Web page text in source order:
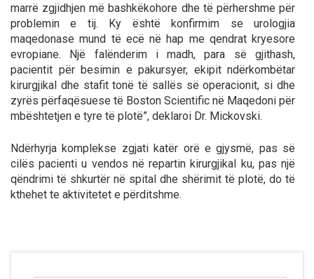
marrë zgjidhjen më bashkëkohore dhe të përhershme për
problemin e tij. Ky është konfirmim se urologjia
maqedonase mund të ecë në hap me qendrat kryesore
evropiane. Një falënderim i madh, para së gjithash,
pacientit për besimin e pakursyer, ekipit ndërkombëtar
kirurgjikal dhe stafit tonë të sallës së operacionit, si dhe
zyrës përfaqësuese të Boston Scientific në Maqedoni për
mbështetjen e tyre të plotë”, deklaroi Dr. Mickovski.
Ndërhyrja komplekse zgjati katër orë e gjysmë, pas së
cilës pacienti u vendos në repartin kirurgjikal ku, pas një
qëndrimi të shkurtër në spital dhe shërimit të plotë, do të
kthehet te aktivitetet e përditshme.